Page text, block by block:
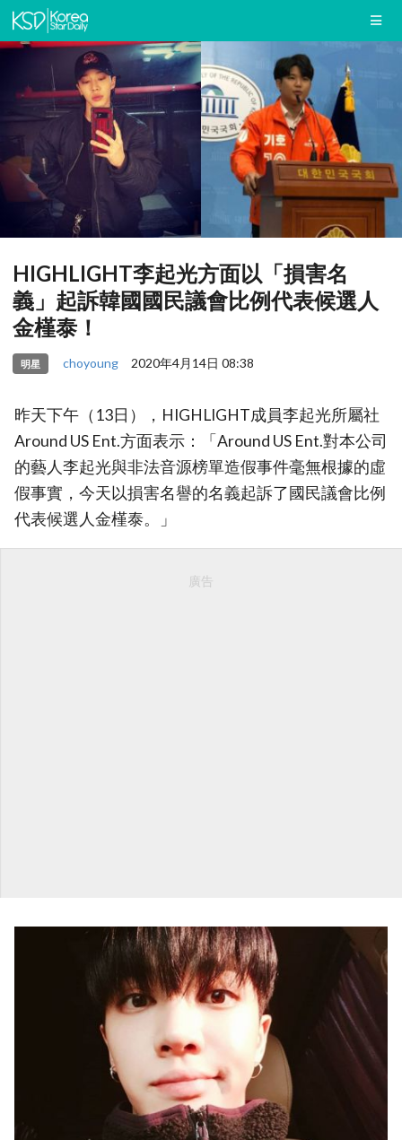
HIGHLIGHT李起光方面以「損害名
義」起訴韓國國民議會比例代表候選人
金槿泰！
明星 choyoung 2020年4月14日 08:38
昨天下午（13日），HIGHLIGHT成員李起光所屬社
Around US Ent.方面表示：「Around US Ent.對本公司
的藝人李起光與非法音源榜單造假事件毫無根據的虛
假事實，今天以損害名譽的名義起訴了國民議會比例
代表候選人金槿泰。」
廣告